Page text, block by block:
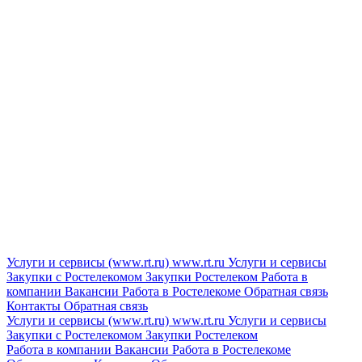
Услуги и сервисы (www.rt.ru) www.rt.ru Услуги и сервисы
Закупки с Ростелекомом Закупки Ростелеком Работа в
компании Вакансии Работа в Ростелекоме Обратная связь
Контакты Обратная связь
Услуги и сервисы (www.rt.ru) www.rt.ru Услуги и сервисы
Закупки с Ростелекомом Закупки Ростелеком
Работа в компании Вакансии Работа в Ростелекоме